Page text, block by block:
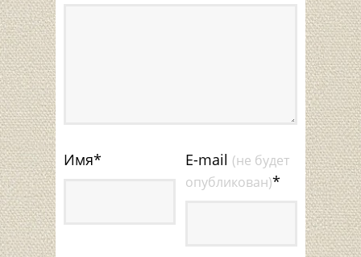
Имя* E-mail (не будет
опубликован)*